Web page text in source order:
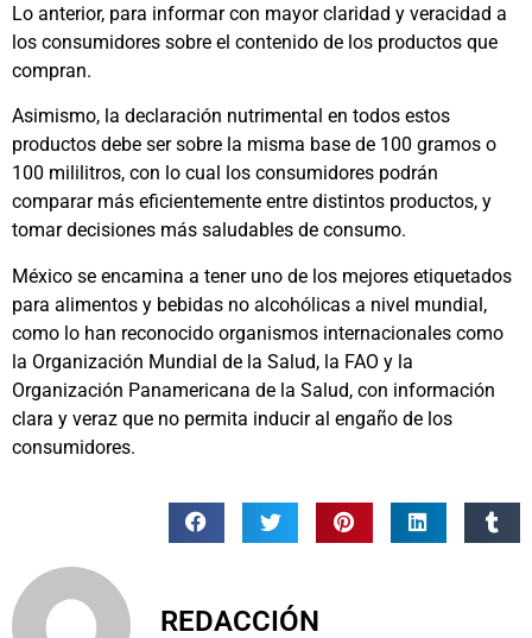
Lo anterior, para informar con mayor claridad y veracidad a
los consumidores sobre el contenido de los productos que
compran.
Asimismo, la declaración nutrimental en todos estos
productos debe ser sobre la misma base de 100 gramos o
100 mililitros, con lo cual los consumidores podrán
comparar más eficientemente entre distintos productos, y
tomar decisiones más saludables de consumo.
México se encamina a tener uno de los mejores etiquetados
para alimentos y bebidas no alcohólicas a nivel mundial,
como lo han reconocido organismos internacionales como
la Organización Mundial de la Salud, la FAO y la
Organización Panamericana de la Salud, con información
clara y veraz que no permita inducir al engaño de los
consumidores.
REDACCIÓN